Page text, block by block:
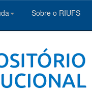
Sobre o RIUFS